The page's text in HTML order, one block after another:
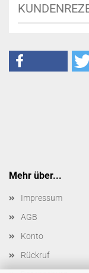
Mehr über...
Impressum
AGB
Konto
Rückruf